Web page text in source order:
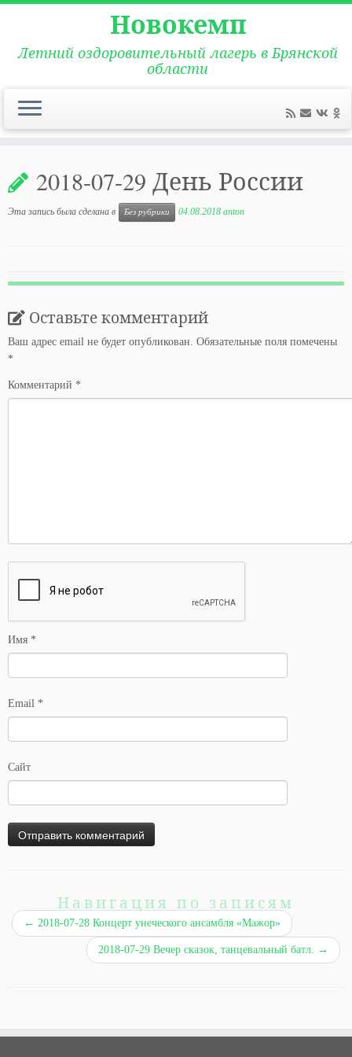
содержимому
Новокемп
Летний оздоровительный лагерь в Брянской
области
2018-07-29 День России
Эта запись была сделана в Без рубрики 04.08.2018 anton
Оставьте комментарий
Ваш адрес email не будет опубликован. Обязательные поля помечены
*
Комментарий *
Имя *
Email *
Сайт
Навигация по записям
← 2018-07-28 Концерт унеческого ансамбля «Мажор»
2018-07-29 Вечер сказок, танцевальный батл. →